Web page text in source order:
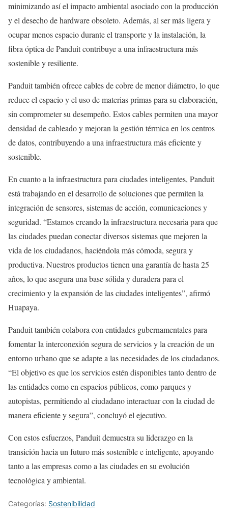
minimizando así el impacto ambiental asociado con la producción
y el desecho de hardware obsoleto. Además, al ser más ligera y
ocupar menos espacio durante el transporte y la instalación, la
fibra óptica de Panduit contribuye a una infraestructura más
sostenible y resiliente.
Panduit también ofrece cables de cobre de menor diámetro, lo que
reduce el espacio y el uso de materias primas para su elaboración,
sin comprometer su desempeño. Estos cables permiten una mayor
densidad de cableado y mejoran la gestión térmica en los centros
de datos, contribuyendo a una infraestructura más eficiente y
sostenible.
En cuanto a la infraestructura para ciudades inteligentes, Panduit
está trabajando en el desarrollo de soluciones que permiten la
integración de sensores, sistemas de acción, comunicaciones y
seguridad. “Estamos creando la infraestructura necesaria para que
las ciudades puedan conectar diversos sistemas que mejoren la
vida de los ciudadanos, haciéndola más cómoda, segura y
productiva. Nuestros productos tienen una garantía de hasta 25
años, lo que asegura una base sólida y duradera para el
crecimiento y la expansión de las ciudades inteligentes”, afirmó
Huapaya.
Panduit también colabora con entidades gubernamentales para
fomentar la interconexión segura de servicios y la creación de un
entorno urbano que se adapte a las necesidades de los ciudadanos.
“El objetivo es que los servicios estén disponibles tanto dentro de
las entidades como en espacios públicos, como parques y
autopistas, permitiendo al ciudadano interactuar con la ciudad de
manera eficiente y segura”, concluyó el ejecutivo.
Con estos esfuerzos, Panduit demuestra su liderazgo en la
transición hacia un futuro más sostenible e inteligente, apoyando
tanto a las empresas como a las ciudades en su evolución
tecnológica y ambiental.
Categorías: Sostenibilidad